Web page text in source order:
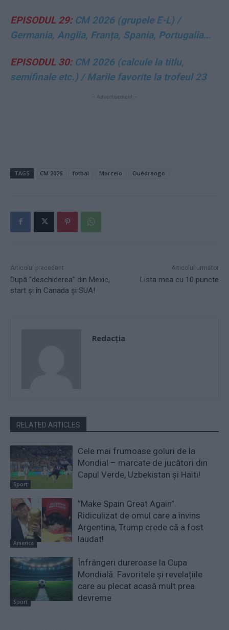
EPISODUL 29:CM 2026 (grupele E-L) /
Germania, Anglia, Franța, Spania, Portugalia…
EPISODUL 30:CM 2026 (calcule la titlu,
semifinale etc.) / Marile favorite la trofeul 23
- Advertisement -
TAGS CM 2026 fotbal Marcelo Ouédraogo
Articolul precedent
După ”deschiderea” din Mexic,
start și în Canada și SUA!
Articolul următor
Lista mea cu 10 puncte
Redacţia
RELATED ARTICLES
Sport
Cele mai frumoase goluri de la
Mondial – marcate de jucători din
Capul Verde, Uzbekistan și Haiti!
America
”Make Spain Great Again”.
Ridiculizat de omul care a învins
Argentina, Trump crede că a fost
laudat!
Sport
Înfrângeri dureroase la Cupa
Mondială. Favoritele și revelațiile
care au plecat acasă mult prea
devreme